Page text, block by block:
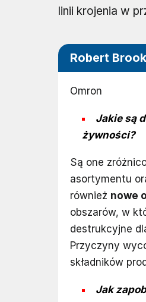
linii krojenia w
Robert
Omron
Jakie są
żywności?
Są one
asortymentu
również nowe
obszarów, w
destrukcyjne
Przyczyny
składników
Jak